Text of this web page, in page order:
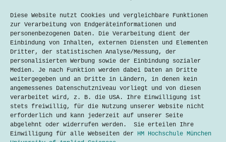
Diese Website nutzt Cookies und vergleichbare Funktionen
zur Verarbeitung von Endgeräteinformationen und
personenbezogenen Daten. Die Verarbeitung dient der
Einbindung von Inhalten, externen Diensten und Elementen
Dritter, der statistischen Analyse/Messung, der
personalisierten Werbung sowie der Einbindung sozialer
Medien. Je nach Funktion werden dabei Daten an Dritte
weitergegeben und an Dritte in Ländern, in denen kein
angemessenes Datenschutzniveau vorliegt und von diesen
verarbeitet wird, z. B. die USA. Ihre Einwilligung ist
stets freiwillig, für die Nutzung unserer Website nicht
erforderlich und kann jederzeit auf unserer Seite
abgelehnt oder widerrufen werden. Sie erteilen Ihre
Einwilligung für alle Webseiten der HM Hochschule München
Kornelia Hilgers
25. Mai 2019
Die Bedrohung durch Hacker wird von
vielen Unternehmen immer noch
unterschätzt. Laut dem Bayerischen
Rundfunks waren circa 70 Prozent der
Unternehmen und Institutionen in
Deutschland 2016 und 2017 Opfer von
Cyberangriffen. Nach Schätzungen der
Managementberatung Accenture wird es
in…
LesenWer